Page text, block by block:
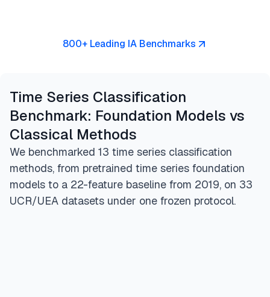
800+ Leading IA Benchmarks
Time Series Classification
Benchmark: Foundation Models vs
Classical Methods
We benchmarked 13 time series classification
methods, from pretrained time series foundation
models to a 22-feature baseline from 2019, on 33
UCR/UEA datasets under one frozen protocol.